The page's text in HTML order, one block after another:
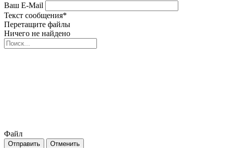
Ваш E-Mail
Текст сообщения*
Перетащите файлы
Ничего не найдено
Файл
Отправить Отменить